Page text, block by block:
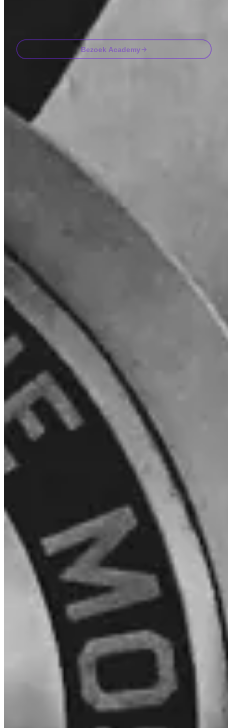
Bezoek Academy
Veelgestelde vragen
FAQ
Is Invity gelicentieerd en gereguleerd?
Ja. Invity Finance s.r.o. werkt onder een EU-financiële licentie met
volledige MiCA-naleving. Je activiteit wordt beschermd door
dezelfde regels als elke gereguleerde financiële dienst in de
Europese Unie.
Hoe verschilt Invity van een exchange?
Wie bewaart mijn Bitcoin?